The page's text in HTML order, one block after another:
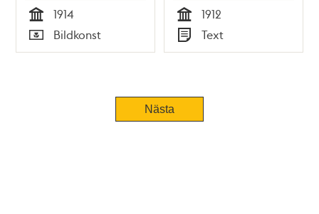
Tid
1914
Typ
Bildkonst Tid
1912
Typ
Text
TidigareNästa